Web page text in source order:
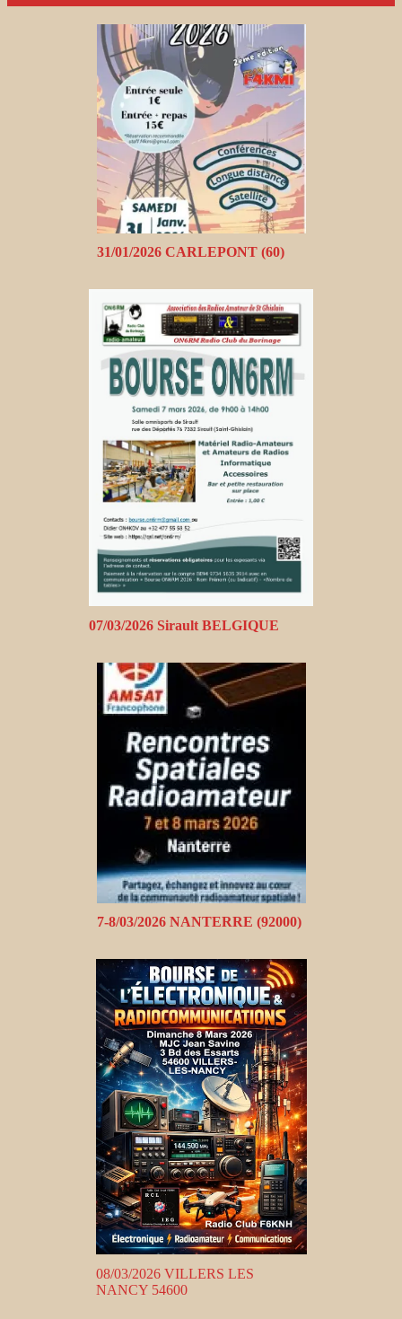
31/01/2026 CARLEPONT (60)
07/03/2026 Sirault BELGIQUE
7-8/03/2026 NANTERRE (92000)
08/03/2026 VILLERS LES
NANCY 54600